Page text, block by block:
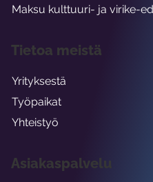
Asiakaspalvelu
Maksu kulttuuri- ja virike-
Tietoa meistä
Yrityksestä
Työpaikat
Yhteistyö